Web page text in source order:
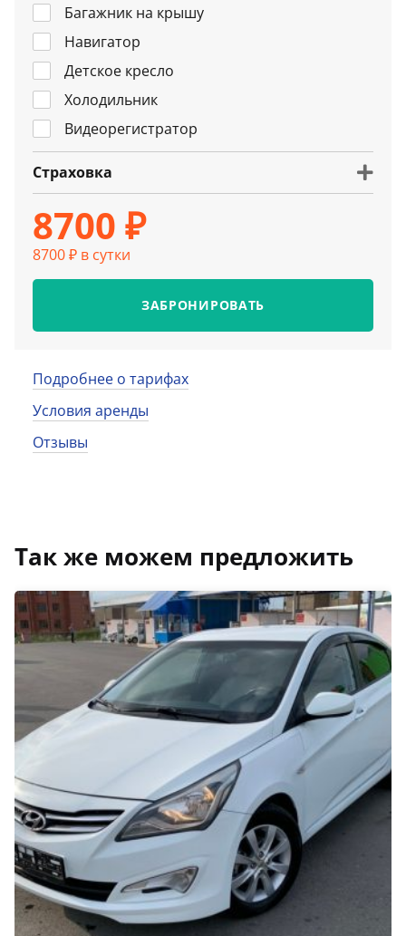
Багажник на крышу
Навигатор
Детское кресло
Холодильник
Видеорегистратор
Страховка
8700 ₽
8700 ₽ в сутки
ЗАБРОНИРОВАТЬ
Подробнее о тарифах
Условия аренды
Отзывы
Так же можем предложить